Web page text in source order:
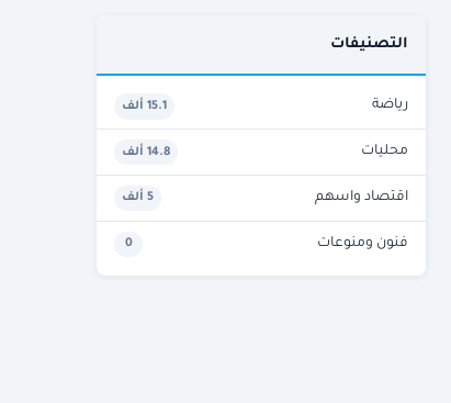
التصنيفات
رياضة 15.1 ألف
محليات 14.8 ألف
اقتصاد واسهم 5 ألف
فنون ومنوعات 0